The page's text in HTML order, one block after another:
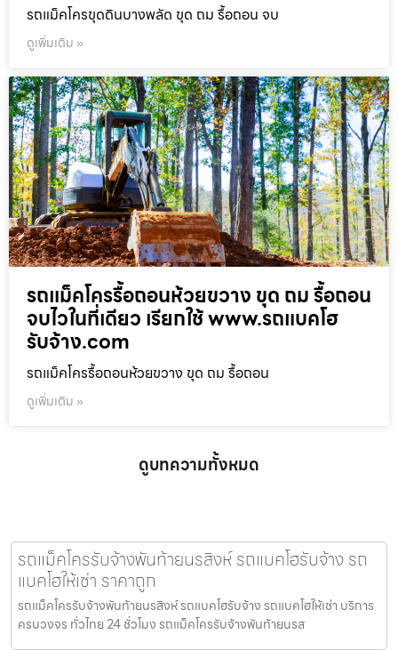
รถแม็คโครขุดดินบางพลัด ขุด ถม รื้อถอน จบ
ดูเพิ่มเติม »
รถแม็คโครรื้อถอนห้วยขวาง ขุด ถม รื้อถอน
จบไวในที่เดียว เรียกใช้ www.รถแบคโฮ
รับจ้าง.com
รถแม็คโครรื้อถอนห้วยขวาง ขุด ถม รื้อถอน
ดูเพิ่มเติม »
ดูบทความทั้งหมด
รถแม็คโครรับจ้างพันท้ายนรสิงห์ รถแบคโฮรับจ้าง รถ
แบคโฮให้เช่า ราคาถูก
รถแม็คโครรับจ้างพันท้ายนรสิงห์ รถแบคโฮรับจ้าง รถแบคโฮให้เช่า บริการ
ครบวงจร ทั่วไทย 24 ชั่วโมง รถแม็คโครรับจ้างพันท้ายนรส